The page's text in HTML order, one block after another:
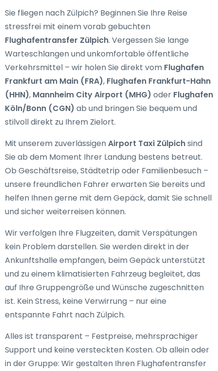
Sie fliegen nach Zülpich? Beginnen Sie Ihre Reise
stressfrei mit einem vorab gebuchten
Flughafentransfer Zülpich. Vergessen Sie lange
Warteschlangen und unkomfortable öffentliche
Verkehrsmittel – wir holen Sie direkt vom Flughafen
Frankfurt am Main (FRA), Flughafen Frankfurt-Hahn
(HHN), Mannheim City Airport (MHG) oder Flughafen
Köln/Bonn (CGN) ab und bringen Sie bequem und
stilvoll direkt zu Ihrem Zielort.
Mit unserem zuverlässigenAirport Taxi Zülpichsind
Sie ab dem Moment Ihrer Landung bestens betreut.
Ob Geschäftsreise, Städtetrip oder Familienbesuch –
unsere freundlichen Fahrer erwarten Sie bereits und
helfen Ihnen gerne mit dem Gepäck, damit Sie schnell
und sicher weiterreisen können.
Wir verfolgen Ihre Flugzeiten, damit Verspätungen
kein Problem darstellen. Sie werden direkt in der
Ankunftshalle empfangen, beim Gepäck unterstützt
und zu einem klimatisierten Fahrzeug begleitet, das
auf Ihre Gruppengröße und Wünsche zugeschnitten
ist. Kein Stress, keine Verwirrung – nur eine
entspannte Fahrt nach Zülpich.
Alles ist transparent – Festpreise, mehrsprachiger
Support und keine versteckten Kosten. Ob allein oder
in der Gruppe: Wir gestalten Ihren Flughafentransfer